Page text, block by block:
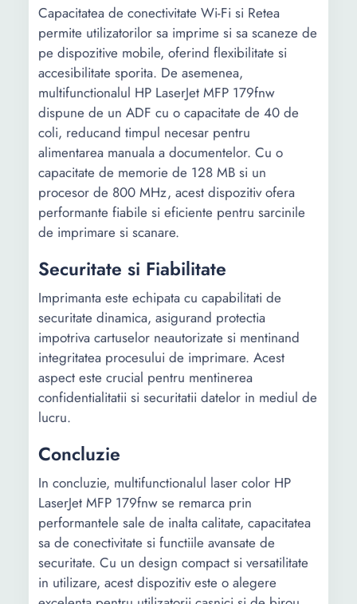
Parametrii
zoom
25 - 400% 25 - 400%
Viteza de
copiere
monocrom
- 8 ipm
Viteza de
copiere color
-
Capacitate
hartie intrare
(coli)
150 150
Capacitate
hartie iesire
(coli)
50
Greutate
hartie
80 g/m² 80 g/m²
Capacitate
alimentare
automata
(ADF)
Capacitate
memorie
128 MB 64 MB
Putere
consumata
16 W 11 W
Nivel zgomot 53.5 dB
53.5 dB
Capacitatea de conectivitate Wi-Fi si Retea
permite utilizatorilor sa imprime si sa scaneze de
pe dispozitive mobile, oferind flexibilitate si
accesibilitate sporita. De asemenea,
multifunctionalul HP LaserJet MFP 179fnw
dispune de un ADF cu o capacitate de 40 de
coli, reducand timpul necesar pentru
alimentarea manuala a documentelor. Cu o
capacitate de memorie de 128 MB si un
procesor de 800 MHz, acest dispozitiv ofera
performante fiabile si eficiente pentru sarcinile
de imprimare si scanare.
Securitate si Fiabilitate
Imprimanta este echipata cu capabilitati de
securitate dinamica, asigurand protectia
impotriva cartuselor neautorizate si mentinand
integritatea procesului de imprimare. Acest
aspect este crucial pentru mentinerea
confidentialitatii si securitatii datelor in mediul de
lucru.
Concluzie
In concluzie, multifunctionalul laser color HP
LaserJet MFP 179fnw se remarca prin
performantele sale de inalta calitate, capacitatea
sa de conectivitate si functiile avansate de
securitate. Cu un design compact si versatilitate
in utilizare, acest dispozitiv este o alegere